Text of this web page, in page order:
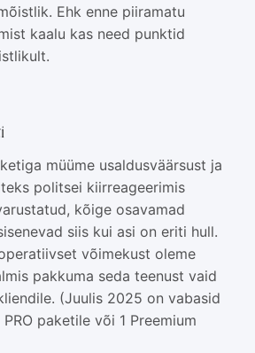
Ehk enne piiramatu
kaalu kas need punktid
müüme usaldusväärsust ja
politsei kiirreageerimis
kõige osavamad
siis kui asi on eriti hull.
võimekust oleme
pakkuma seda teenust vaid
(Juulis 2025 on vabasid
paketile või 1 Preemium